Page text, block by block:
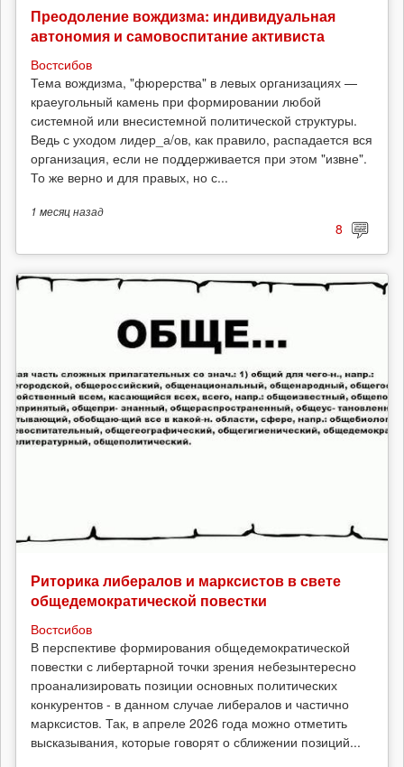
Преодоление вождизма: индивидуальная
автономия и самовоспитание активиста
Востсибов
Тема вождизма, "фюрерства" в левых организациях —
краеугольный камень при формировании любой
системной или внесистемной политической структуры.
Ведь с уходом лидер_а/ов, как правило, распадается вся
организация, если не поддерживается при этом "извне".
То же верно и для правых, но с...
1 месяцназад
8
Риторика либералов и марксистов в свете
общедемократической повестки
Востсибов
В перспективе формирования общедемократической
повестки с либертарной точки зрения небезынтересно
проанализировать позиции основных политических
конкурентов - в данном случае либералов и частично
марксистов. Так, в апреле 2026 года можно отметить
высказывания, которые говорят о сближении позиций...